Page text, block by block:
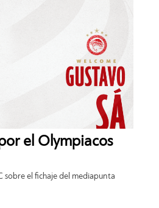
el Olympiacos
sobre el fichaje del mediapunta